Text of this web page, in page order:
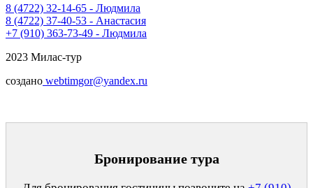
8 (4722) 32-14-65 - Людмила
8 (4722) 37-40-53 - Анастасия
+7 (910) 363-73-49 - Людмила
2023 Милас-тур
создано webtimgor@yandex.ru
Бронирование тура